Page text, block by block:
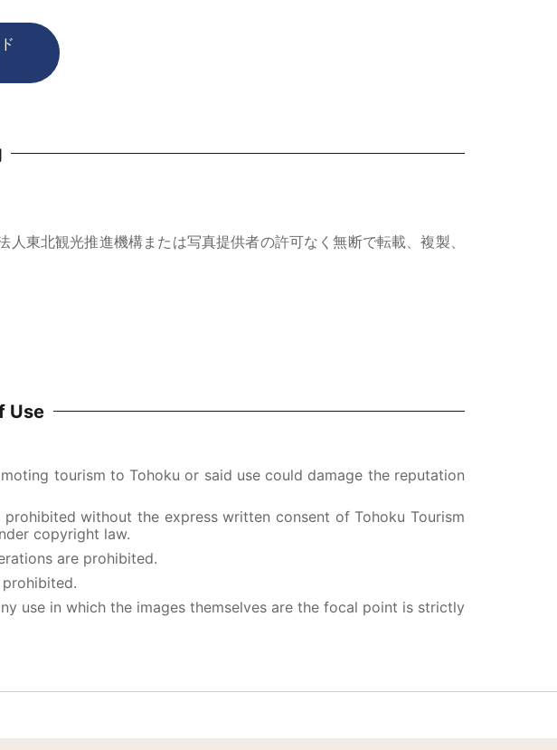
東北観光推進機構または写真提供者の許可なく無断で転載、複製、
Use
tourism to Tohoku or said use could damage the reputation
without the express written consent of Tohoku Tourism
copyright law.
are prohibited.
use in which the images themselves are the focal point is strictly